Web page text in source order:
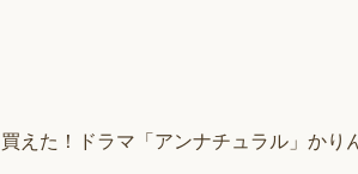
買えた！ドラマ「アンナチュラル」かり